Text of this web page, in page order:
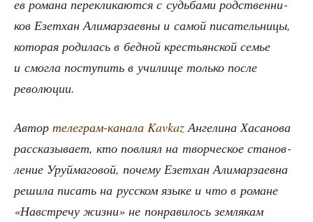
ев рома­на пере­кли­ка­ют­ся с судь­ба­ми род­ствен­ни­
ков Езет­хан Али­мар­за­ев­ны и самой писа­тель­ни­цы,
кото­рая роди­лась в бед­ной кре­стьян­ской семье
и смог­ла посту­пить в учи­ли­ще толь­ко после
революции.
Автор теле­грам-кана­ла KavkazАнге­ли­на Хаса­но­ва
рас­ска­зы­ва­ет, кто повли­ял на твор­че­ское ста­нов­
ле­ние Уруй­ма­го­вой, поче­му Езет­хан Али­мар­за­ев­на
реши­ла писать на рус­ском язы­ке и что в романе
«Навстре­чу жиз­ни» не понра­ви­лось зем­ля­кам